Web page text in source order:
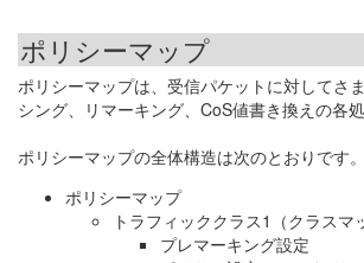
ポリシーマップ
ポリシーマップは、受信パケットに対してさ
シング、リマーキング、CoS値書き換えの各
ポリシーマップの全体構造は次のとおりです。
ポリシーマップ
トラフィッククラス1（クラスマ
プレマーキング設定